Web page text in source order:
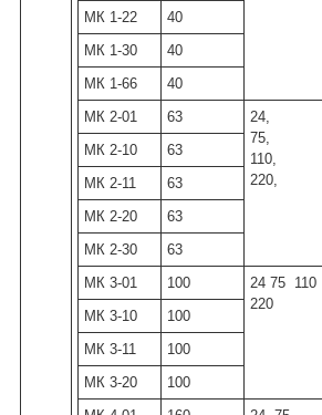
МК 1-22
40
МК 1-30
40
МК 1-66
40
МК 2-01
63
24,
75,
110,
220,
МК 2-10
63
МК 2-11
63
МК 2-20
63
МК 2-30
63
МК 3-01
100
24 75 110
220
МК 3-10
100
МК 3-11
100
МК 3-20
100